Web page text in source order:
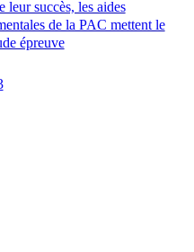
leur succès, les aides
de la PAC mettent le
épreuve